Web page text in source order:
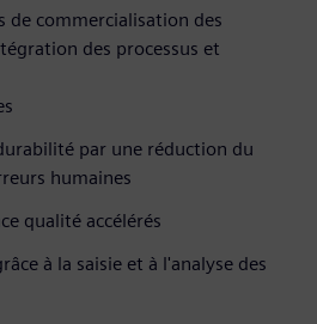
de commercialisation des
des processus et
par une réduction du
humaines
qualité accélérés
à la saisie et à l'analyse des